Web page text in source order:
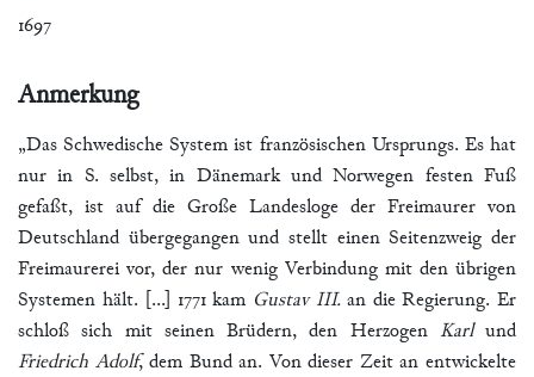
1697
Anmerkung
„Das Schwedische System ist französischen Ursprungs. Es hat
nur in S. selbst, in Dänemark und Norwegen festen Fuß
gefaßt, ist auf die Große Landesloge der Freimaurer von
Deutschland übergegangen und stellt einen Seitenzweig der
Freimaurerei vor, der nur wenig Verbindung mit den übrigen
Systemen hält. [...] 1771 kam Gustav III.an die Regierung. Er
schloß sich mit seinen Brüdern, den Herzogen Karlund
Friedrich Adolf, dem Bund an. Von dieser Zeit an entwickelte